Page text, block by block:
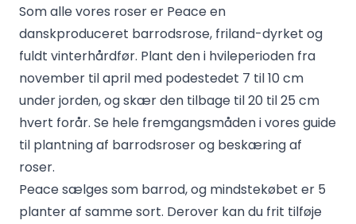
Som alle vores roser er Peace en
danskproduceret barrodsrose, friland-dyrket og
fuldt vinterhårdfør. Plant den i hvileperioden fra
november til april med podestedet 7 til 10 cm
under jorden, og skær den tilbage til 20 til 25 cm
hvert forår. Se hele fremgangsmåden i vores guide
til plantning af barrodsroserog beskæring af
roser.
Peace sælges som barrod, og mindstekøbet er 5
planter af samme sort. Derover kan du frit tilføje